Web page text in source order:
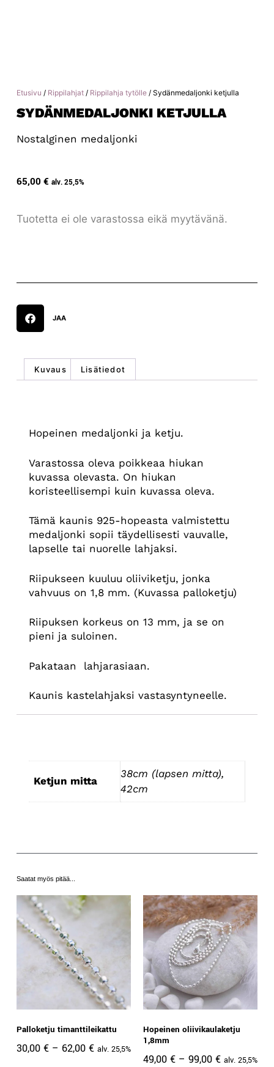
Etusivu / Rippilahjat / Rippilahja tytölle / Sydänmedaljonki ketjulla
SYDÄNMEDALJONKI KETJULLA
Nostalginen medaljonki
65,00 € alv. 25,5%
Tuotetta ei ole varastossa eikä myytävänä.
JAA
Kuvaus Lisätiedot
Hopeinen medaljonki ja ketju.
Varastossa oleva poikkeaa hiukan
kuvassa olevasta. On hiukan
koristeellisempi kuin kuvassa oleva.
Tämä kaunis 925-hopeasta valmistettu
medaljonki sopii täydellisesti vauvalle,
lapselle tai nuorelle lahjaksi.
Riipukseen kuuluu oliiviketju, jonka
vahvuus on 1,8 mm. (Kuvassa palloketju)
Riipuksen korkeus on 13 mm, ja se on
pieni ja suloinen.
Pakataan lahjarasiaan.
Kaunis kastelahjaksi vastasyntyneelle.
Ketjun mitta
38cm (lapsen mitta),
42cm
Saatat myös pitää...
Palloketju timanttileikattu
30,00 € – 62,00 € alv. 25,5%
Hopeinen oliivikaulaketju
1,8mm
49,00 € – 99,00 € alv. 25,5%